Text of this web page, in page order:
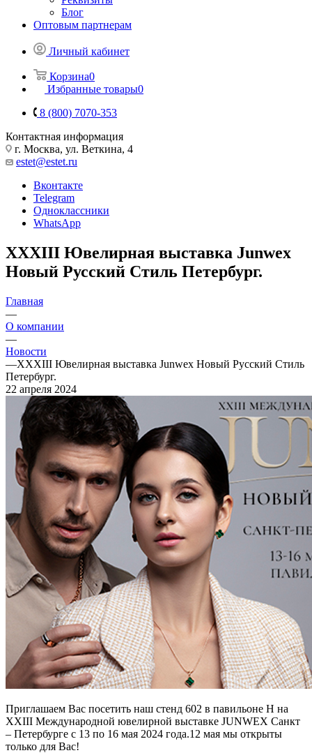
Блог
Оптовым партнерам
Личный кабинет
Корзина0
Избранные товары0
8 (800) 7070-353
Контактная информация
г. Москва, ул. Веткина, 4
estet@estet.ru
Вконтакте
Telegram
Одноклассники
WhatsApp
XXXIII Ювелирная выставка Junwex
Новый Русский Стиль Петербург.
Главная
—
О компании
—
Новости
—XXXIII Ювелирная выставка Junwex Новый Русский Стиль
Петербург.
22 апреля 2024
Приглашаем Вас посетить наш стенд 602 в павильоне H на
XXIII Международной ювелирной выставке JUNWEX Санкт
– Петербурге с 13 по 16 мая 2024 года.12 мая мы открыты
только для Вас!